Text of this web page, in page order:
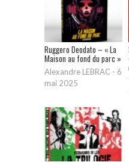
Ruggero Deodato – « La
Maison au fond du parc »
Alexandre LEBRAC - 6
mai 2025